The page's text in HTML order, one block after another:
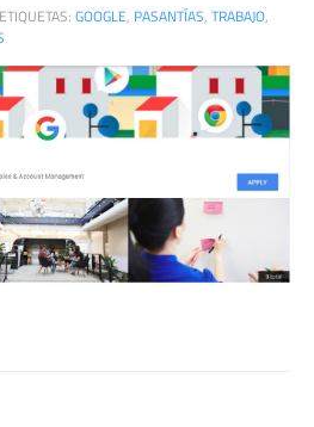
ETIQUETAS: GOOGLE, PASANTÍAS, TRABAJO,